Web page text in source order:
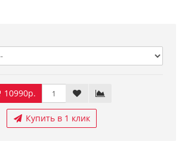
10990р.
Купить в 1 клик